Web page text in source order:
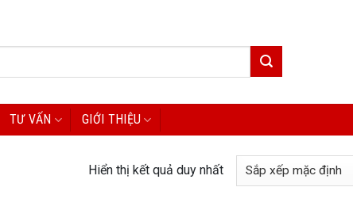
TƯ VẤN GIỚI THIỆU
Hiển thị kết quả duy nhất